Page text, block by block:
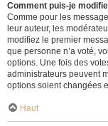
Comment puis-je
Comme pour les
leur auteur, les
modifiez le premier
que personne n’a voté,
options. Une fois des
administrateurs peuvent
options soient changées
Haut